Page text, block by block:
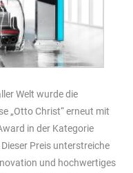
Welt wurde die
„Otto Christ“ erneut mit
in der Kategorie
Preis unterstreiche
und hochwertiges